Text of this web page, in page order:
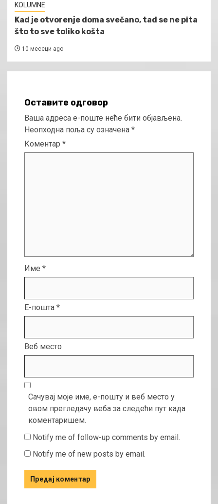
KOLUMNE
Kad je otvorenje doma svečano, tad se ne pita
što to sve toliko košta
10 месеци ago
Оставите одговор
Ваша адреса е-поште неће бити објављена.
Неопходна поља су означена *
Коментар *
Име *
Е-пошта *
Веб место
Сачувај моје име, е-пошту и веб место у
овом прегледачу веба за следећи пут када
коментаришем.
Notify me of follow-up comments by email.
Notify me of new posts by email.